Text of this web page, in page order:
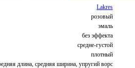
Lakres
розовый
эмаль
без эффекта
средне-густой
плотный
длина, средняя ширина, упругий ворс